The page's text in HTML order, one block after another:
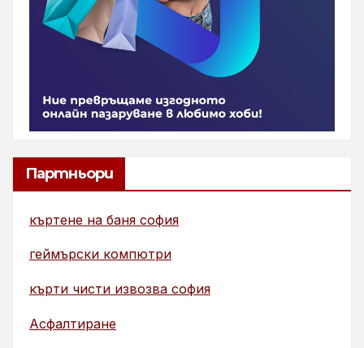
Партньори
къртене на баня софия
геймърски компютри
кърти чисти извозва софия
Асфалтиране